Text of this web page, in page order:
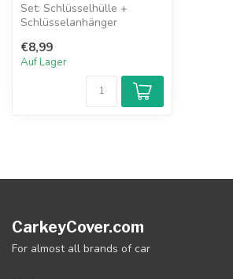
Set: Schlüsselhülle +
Schlüsselanhänger
€8,99
Auf Lager
CarkeyCover.com
For almost all brands of car